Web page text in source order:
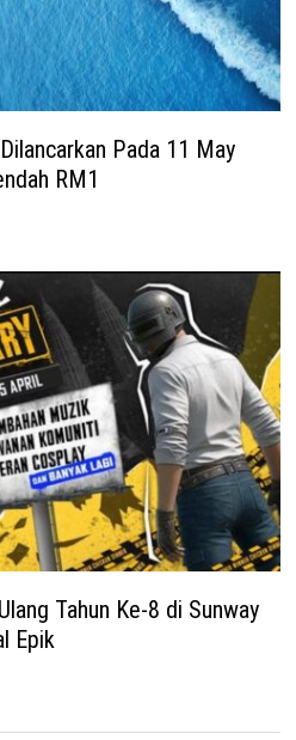
Pada 11 May
RM1
Tahun Ke-8 di Sunway
Epik